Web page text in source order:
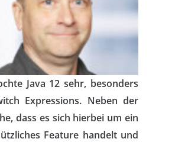
Java 12 sehr, besonders
Expressions. Neben der
dass es sich hierbei um ein
Feature handelt und